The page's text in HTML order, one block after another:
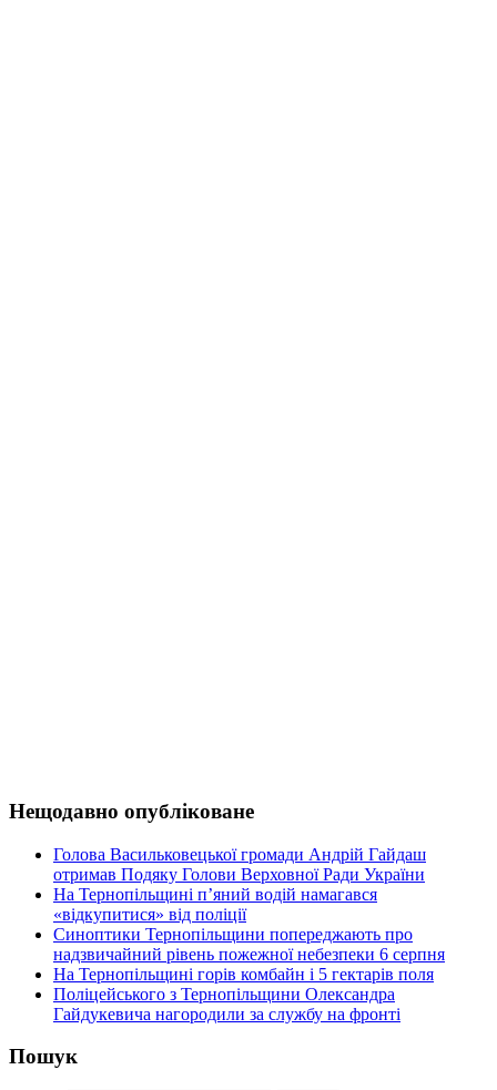
Нещодавно опубліковане
Голова Васильковецької громади Андрій Гайдаш
отримав Подяку Голови Верховної Ради України
На Тернопільщині п’яний водій намагався
«відкупитися» від поліції
Синоптики Тернопільщини попереджають про
надзвичайний рівень пожежної небезпеки 6 серпня
На Тернопільщині горів комбайн і 5 гектарів поля
Поліцейського з Тернопільщини Олександра
Гайдукевича нагородили за службу на фронті
Пошук